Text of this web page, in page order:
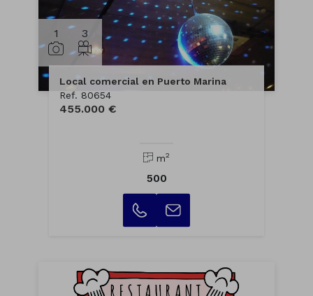
1 3
Local comercial en Puerto Marina
Ref. 80654
455.000 €
m2
500